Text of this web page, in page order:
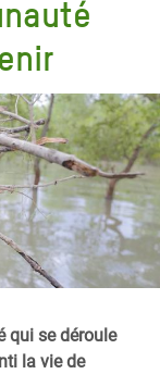
qui se déroule
la vie de